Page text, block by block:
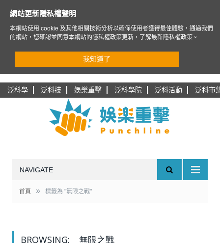
泛科學 泛科技 娛樂重擊 泛科學院 泛科活動 泛科市
NAVIGATE
首頁 » 標籤為 "無限之戰"
BROWSING: 無限之戰
網站更新隱私權聲明
本網站使用 cookie 及其他相關技術分析以確保使用者獲得最佳體驗，通過我們
的網站，您確認並同意本網站的隱私權政策更新，
了解最新隱私權政策 。
我知道了